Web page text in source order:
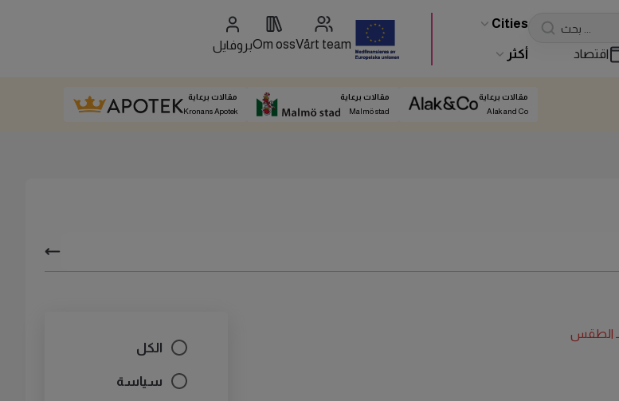
Cities
اقتصاد أكثر
Vårt team
Om ossبروفايل
مقالات برعاية
Alak and Co
مقالات برعاية
Malmö stad
مقالات برعاية
Kronans Apotek
الكل
سياسة
الطقس